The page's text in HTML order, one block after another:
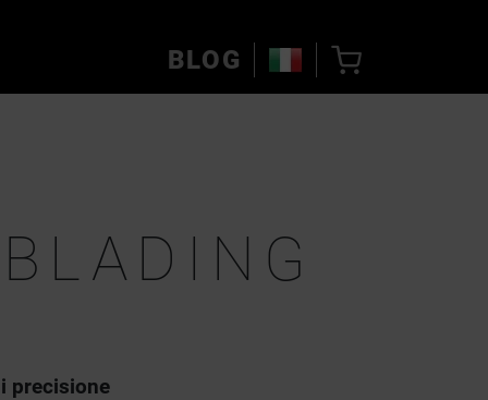
BLOG
precisione